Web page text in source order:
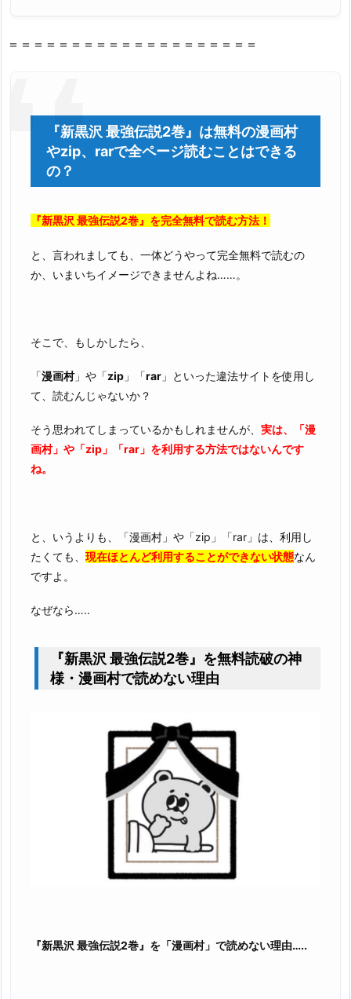
＝＝＝＝＝＝＝＝＝＝＝＝＝＝＝＝＝＝＝＝
『新黒沢 最強伝説2巻』は無料の漫画村
やzip、rarで全ページ読むことはできる
の？
『新黒沢 最強伝説2巻』を完全無料で読む方法！
と、言われましても、一体どうやって完全無料で読むの
か、いまいちイメージできませんよね……。
そこで、もしかしたら、
「漫画村」や「zip 」「rar 」といった違法サイトを使用し
て、読むんじゃないか？
そう思われてしまっているかもしれませんが、 実は、「漫
画村」や「zip」「rar」を利用する方法ではないんです
ね。
と、いうよりも、「漫画村」や「zip」「rar」は、利用し
たくても、 現在ほとんど利用することができない状態なん
ですよ。
なぜなら…..
『新黒沢 最強伝説2巻』を無料読破の神
様・漫画村で読めない理由
『新黒沢 最強伝説2巻』を「漫画村」で読めない理由…..